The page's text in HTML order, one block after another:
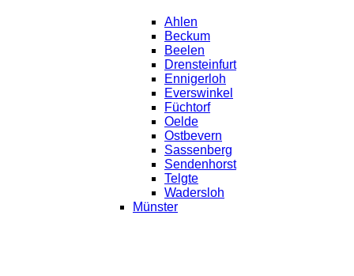
Ahlen
Beckum
Beelen
Drensteinfurt
Ennigerloh
Everswinkel
Füchtorf
Oelde
Ostbevern
Sassenberg
Sendenhorst
Telgte
Wadersloh
Münster